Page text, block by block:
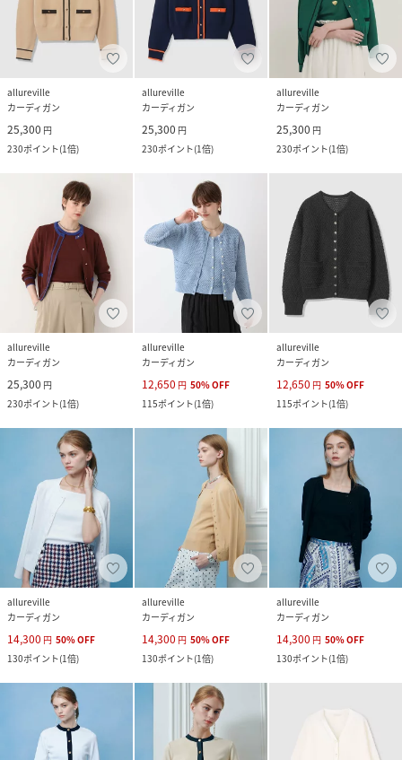
allureville
カーディガン
25,300 円
230ポイント(1倍)
allureville
カーディガン
25,300 円
230ポイント(1倍)
allureville
カーディガン
25,300 円
230ポイント(1倍)
allureville
カーディガン
25,300 円
230ポイント(1倍)
allureville
カーディガン
12,650 円 50%OFF
115ポイント(1倍)
allureville
カーディガン
12,650 円 50%OFF
115ポイント(1倍)
allureville
カーディガン
14,300 円 50%OFF
130ポイント(1倍)
allureville
カーディガン
14,300 円 50%OFF
130ポイント(1倍)
allureville
カーディガン
14,300 円 50%OFF
130ポイント(1倍)